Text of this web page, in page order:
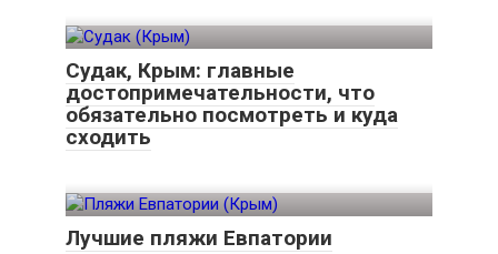
Судак, Крым: главные
достопримечательности, что
обязательно посмотреть и куда
сходить
Лучшие пляжи Евпатории